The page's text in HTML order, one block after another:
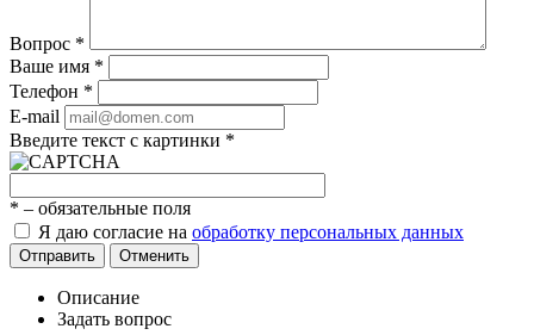
Вопрос *
Ваше имя *
Телефон *
E-mail
Введите текст с картинки *
* – обязательные поля
Я даю согласие на обработку персональных данных
Отправить Отменить
Описание
Задать вопрос